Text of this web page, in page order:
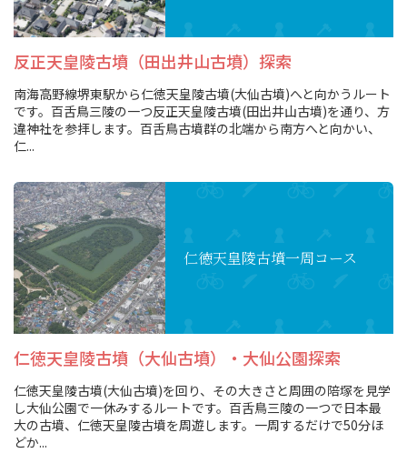
反正天皇陵古墳（田出井山古墳）探索
南海高野線堺東駅から仁徳天皇陵古墳(大仙古墳)へと向かうルート
です。百舌鳥三陵の一つ反正天皇陵古墳(田出井山古墳)を通り、方
違神社を参拝します。百舌鳥古墳群の北端から南方へと向かい、
仁...
仁徳天皇陵古墳一周コース
仁徳天皇陵古墳（大仙古墳）・大仙公園探索
仁徳天皇陵古墳(大仙古墳)を回り、その大きさと周囲の陪塚を見学
し大仙公園で一休みするルートです。百舌鳥三陵の一つで日本最
大の古墳、仁徳天皇陵古墳を周遊します。一周するだけで50分ほ
どか...